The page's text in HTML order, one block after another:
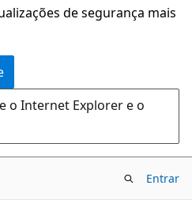
de segurança mais
o Internet Explorer e o
Entrar